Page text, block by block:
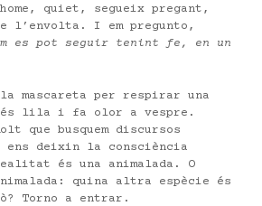
quiet, segueix pregant,
l’envolta. I em pregunto,
es pot seguir tenint fe, en un
mascareta per respirar una
lila i fa olor a vespre.
que busquem discursos
ens deixin la consciència
és una animalada. O
quina altra espècie és
Torno a entrar.